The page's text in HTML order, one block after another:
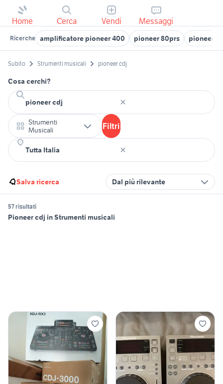
Home Cerca Vendi Messaggi
Ricerche amplificatore pioneer 400 pioneer 80prs pioneer
Subito Strumenti musicali pioneer cdj
Cosa cerchi?
Strumenti
Musicali
Filtri
Salva ricerca Dal più rilevante
57 risultati
Pioneer cdj in Strumenti musicali